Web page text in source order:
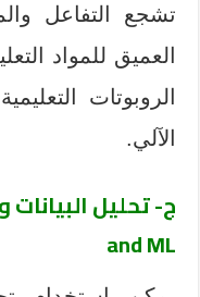
تشجع التفاعل
العميق للمواد
الروبوتات
الآلي.
ج- تحليل البيانات
and ML